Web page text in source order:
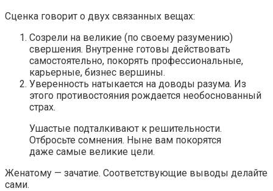
Сценка говорит о двух связанных вещах:
Созрели на великие (по своему разумению)
свершения. Внутренне готовы действовать
самостоятельно, покорять профессиональные,
карьерные, бизнес вершины.
Уверенность натыкается на доводы разума. Из
этого противостояния рождается необоснованный
страх.
Ушастые подталкивают к решительности.
Отбросьте сомнения. Ныне вам покорятся
даже самые великие цели.
Женатому — зачатие. Соответствующие выводы делайте
сами.